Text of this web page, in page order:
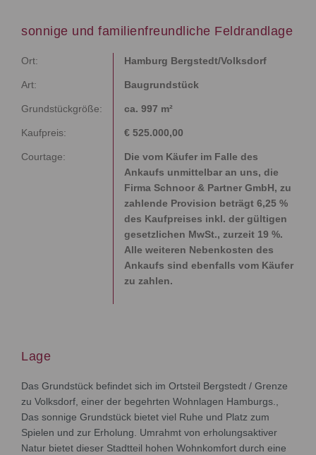
sonnige und familienfreundliche Feldrandlage
Ort:
Art:
Grundstückgröße:
Kaufpreis:
Courtage:
Hamburg Bergstedt/Volksdorf
Baugrundstück
ca. 997 m²
€ 525.000,00
Die vom Käufer im Falle des
Ankaufs unmittelbar an uns, die
Firma Schnoor & Partner GmbH, zu
zahlende Provision beträgt 6,25 %
des Kaufpreises inkl. der gültigen
gesetzlichen MwSt., zurzeit 19 %.
Alle weiteren Nebenkosten des
Ankaufs sind ebenfalls vom Käufer
zu zahlen.
Lage
Das Grundstück befindet sich im Ortsteil Bergstedt / Grenze
zu Volksdorf, einer der begehrten Wohnlagen Hamburgs.,
Das sonnige Grundstück bietet viel Ruhe und Platz zum
Spielen und zur Erholung. Umrahmt von erholungsaktiver
Natur bietet dieser Stadtteil hohen Wohnkomfort durch eine